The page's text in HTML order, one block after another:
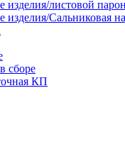
изделия/листовой
изделия/Сальниковая
сборе
КП